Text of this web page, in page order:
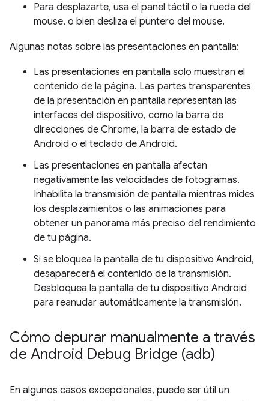
Para desplazarte, usa el panel táctil o la rueda del
mouse, o bien desliza el puntero del mouse.
Algunas notas sobre las presentaciones en pantalla:
Las presentaciones en pantalla solo muestran el
contenido de la página. Las partes transparentes
de la presentación en pantalla representan las
interfaces del dispositivo, como la barra de
direcciones de Chrome, la barra de estado de
Android o el teclado de Android.
Las presentaciones en pantalla afectan
negativamente las velocidades de fotogramas.
Inhabilita la transmisión de pantalla mientras mides
los desplazamientos o las animaciones para
obtener un panorama más preciso del rendimiento
de tu página.
Si se bloquea la pantalla de tu dispositivo Android,
desaparecerá el contenido de la transmisión.
Desbloquea la pantalla de tu dispositivo Android
para reanudar automáticamente la transmisión.
Cómo depurar manualmente a través
de Android Debug Bridge (adb)
En algunos casos excepcionales, puede ser útil un